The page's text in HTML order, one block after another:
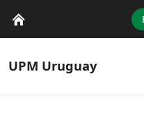
UPM Uruguay